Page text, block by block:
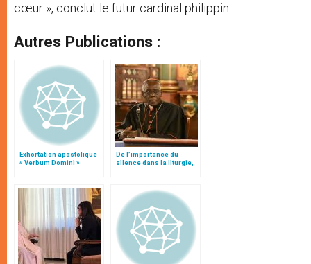
cœur », conclut le futur cardinal philippin.
Autres Publications :
Exhortation apostolique
« Verbum Domini »
De l’importance du
silence dans la liturgie,